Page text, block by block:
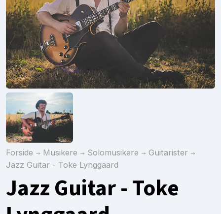
Forside Musikere Solomusikere
Guitarister
Jazz Guitar - Toke Lynggaard
Jazz Guitar - Toke